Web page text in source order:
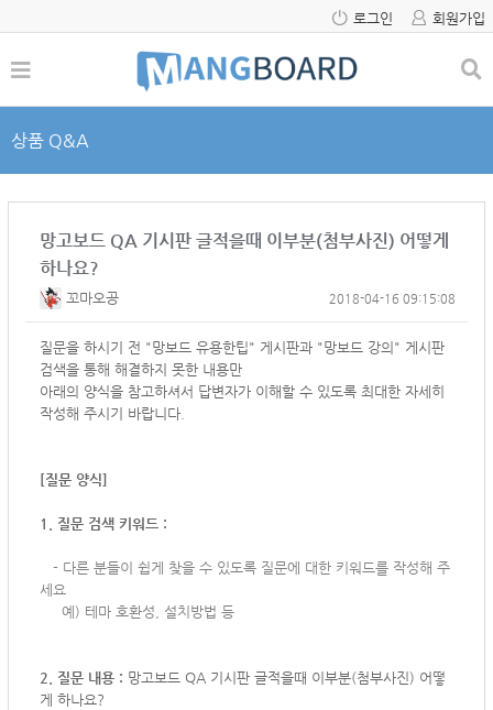
로그인 회원가입
상품 Q&A
망고보드 QA 기시판 글적을때 이부분(첨부사진) 어떻게
하나요?
꼬마오공 2018-04-16 09:15:08
질문을 하시기 전 "망보드 유용한팁" 게시판과 "망보드 강의" 게시판
검색을 통해 해결하지 못한 내용만
아래의 양식을 참고하셔서 답변자가 이해할 수 있도록 최대한 자세히
작성해 주시기 바랍니다.
[질문 양식]
1. 질문 검색 키워드 :
- 다른 분들이 쉽게 찾을 수 있도록 질문에 대한 키워드를 작성해 주
세요
예) 테마 호환성, 설치방법 등
2. 질문 내용 : 망고보드 QA 기시판 글적을때 이부분(첨부사진) 어떻
게 하나요?